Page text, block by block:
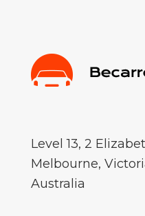
Level 13, 2
Melbourne,
Australia